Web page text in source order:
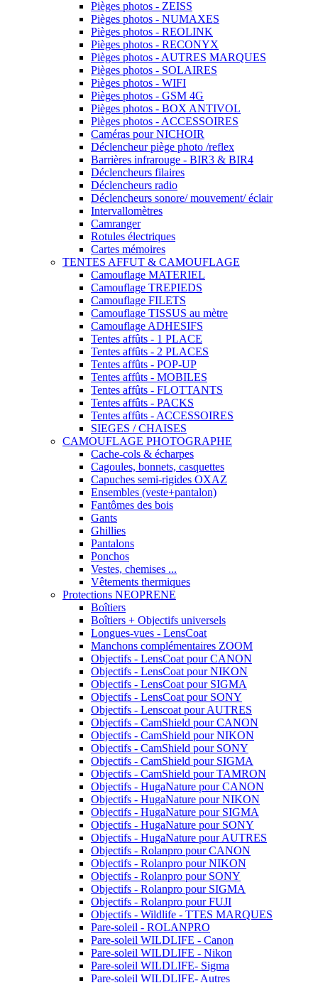
Pièges photos - ZEISS
Pièges photos - NUMAXES
Pièges photos - REOLINK
Pièges photos - RECONYX
Pièges photos - AUTRES MARQUES
Pièges photos - SOLAIRES
Pièges photos - WIFI
Pièges photos - GSM 4G
Pièges photos - BOX ANTIVOL
Pièges photos - ACCESSOIRES
Caméras pour NICHOIR
Déclencheur piège photo /reflex
Barrières infrarouge - BIR3 & BIR4
Déclencheurs filaires
Déclencheurs radio
Déclencheurs sonore/ mouvement/ éclair
Intervallomètres
Camranger
Rotules électriques
Cartes mémoires
TENTES AFFUT & CAMOUFLAGE
Camouflage MATERIEL
Camouflage TREPIEDS
Camouflage FILETS
Camouflage TISSUS au mètre
Camouflage ADHESIFS
Tentes affûts - 1 PLACE
Tentes affûts - 2 PLACES
Tentes affûts - POP-UP
Tentes affûts - MOBILES
Tentes affûts - FLOTTANTS
Tentes affûts - PACKS
Tentes affûts - ACCESSOIRES
SIEGES / CHAISES
CAMOUFLAGE PHOTOGRAPHE
Cache-cols & écharpes
Cagoules, bonnets, casquettes
Capuches semi-rigides OXAZ
Ensembles (veste+pantalon)
Fantômes des bois
Gants
Ghillies
Pantalons
Ponchos
Vestes, chemises ...
Vêtements thermiques
Protections NEOPRENE
Boîtiers
Boîtiers + Objectifs universels
Longues-vues - LensCoat
Manchons complémentaires ZOOM
Objectifs - LensCoat pour CANON
Objectifs - LensCoat pour NIKON
Objectifs - LensCoat pour SIGMA
Objectifs - LensCoat pour SONY
Objectifs - Lenscoat pour AUTRES
Objectifs - CamShield pour CANON
Objectifs - CamShield pour NIKON
Objectifs - CamShield pour SONY
Objectifs - CamShield pour SIGMA
Objectifs - CamShield pour TAMRON
Objectifs - HugaNature pour CANON
Objectifs - HugaNature pour NIKON
Objectifs - HugaNature pour SIGMA
Objectifs - HugaNature pour SONY
Objectifs - HugaNature pour AUTRES
Objectifs - Rolanpro pour CANON
Objectifs - Rolanpro pour NIKON
Objectifs - Rolanpro pour SONY
Objectifs - Rolanpro pour SIGMA
Objectifs - Rolanpro pour FUJI
Objectifs - Wildlife - TTES MARQUES
Pare-soleil - ROLANPRO
Pare-soleil WILDLIFE - Canon
Pare-soleil WILDLIFE - Nikon
Pare-soleil WILDLIFE- Sigma
Pare-soleil WILDLIFE- Autres